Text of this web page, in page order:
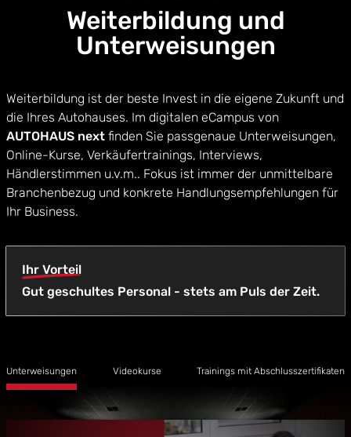
Weiterbildung und
Unterweisungen
Weiterbildung ist der beste Invest in die eigene Zukunft und
die Ihres Autohauses. Im digitalen eCampus von
AUTOHAUS next finden Sie passgenaue Unterweisungen,
Online-Kurse, Verkäufertrainings, Interviews,
Händlerstimmen u.v.m.. Fokus ist immer der unmittelbare
Branchenbezug und konkrete Handlungsempfehlungen für
Ihr Business.
Ihr Vorteil
Gut geschultes Personal - stets am Puls der Zeit.
Unterweisungen Videokurse Trainings mit Abschlusszertifikaten